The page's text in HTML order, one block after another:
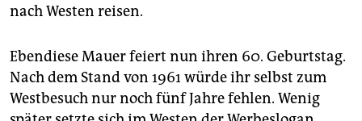
shop
fragen & hilfe
unterstützen
abo
nach Westen reisen.
Ebendiese Mauer feiert nun ihren 60. Geburtstag.
Nach dem Stand von 1961 würde ihr selbst zum
Westbesuch nur noch fünf Jahre fehlen. Wenig